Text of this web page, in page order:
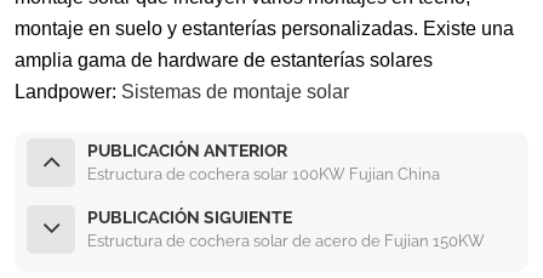
montaje en suelo y estanterías personalizadas. Existe una
amplia gama de hardware de estanterías solares
Landpower: Sistemas de montaje solar
PUBLICACIÓN ANTERIOR
Estructura de cochera solar 100KW Fujian China
PUBLICACIÓN SIGUIENTE
Estructura de cochera solar de acero de Fujian 150KW